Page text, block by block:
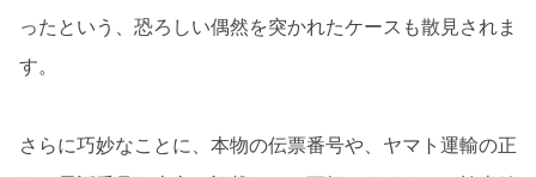
ったという、恐ろしい偶然を突かれたケースも散見されま
す。
さらに巧妙なことに、本物の伝票番号や、ヤマト運輸の正